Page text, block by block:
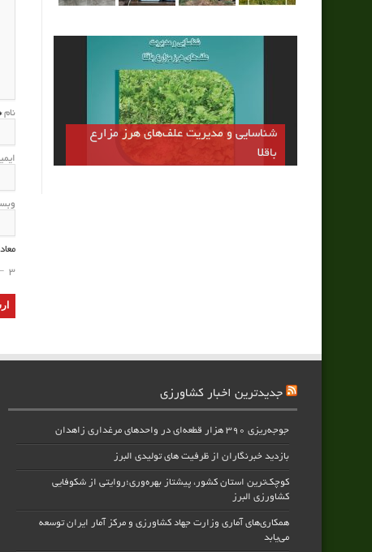
نام
3
شناسایی و مدیریت علف‌های هرز مزارع
باقلا
جدیدترین اخبار کشاورزی
جوجه‌ریزی ۳۹۰ هزار قطعه‌ای در واحدهای مرغداری زاهدان
بازدید خبرنگاران از ظرفیت های تولیدی البرز
کوچک‌ترین استان کشور، پیشتاز بهره‌وری؛روایتی از شکوفایی
کشاورزی البرز
همکاری‌های آماری وزارت جهاد کشاورزی و مرکز آمار ایران توسعه
می‌یابد